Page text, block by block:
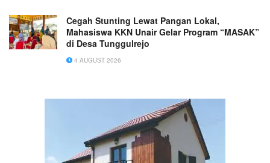
Cegah Stunting Lewat Pangan Lokal,
Mahasiswa KKN Unair Gelar Program “MASAK”
di Desa Tunggulrejo
4 AUGUST 2026